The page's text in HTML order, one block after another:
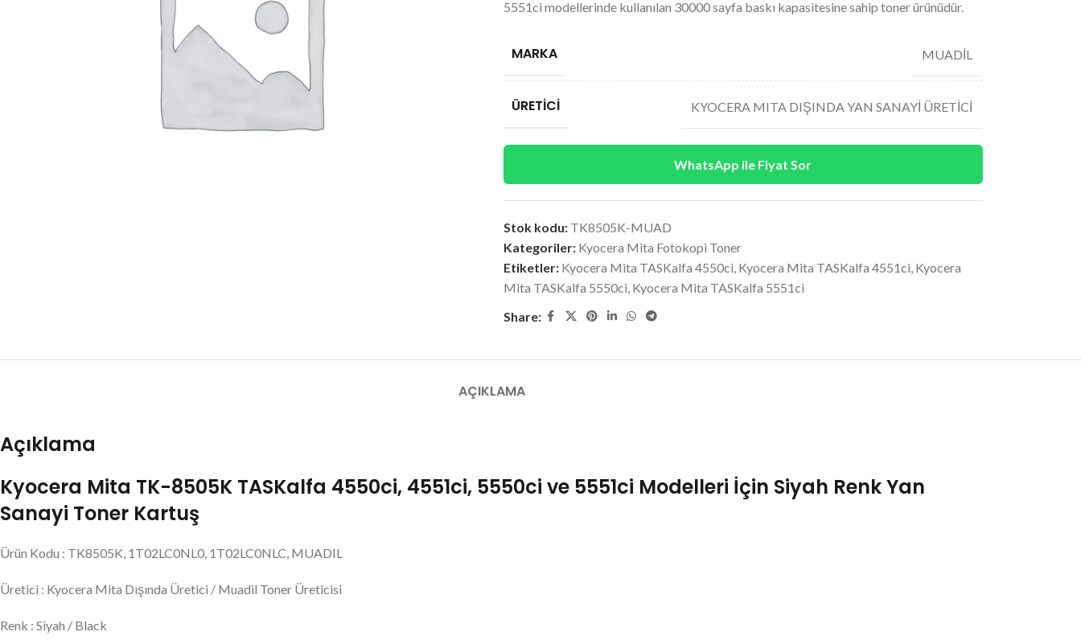
5551ci modellerinde kullanılan 30000 sayfa baskı kapasitesine sahip toner ürünüdür.
MARKA MUADİL
ÜRETICI KYOCERA MITA DIŞINDA YAN SANAYİ ÜRETİCİ
WhatsApp ile Fiyat Sor
Stok kodu: TK8505K-MUAD
Kategoriler: Kyocera Mita Fotokopi Toner
Etiketler: Kyocera Mita TASKalfa 4550ci, Kyocera Mita TASKalfa 4551ci, Kyocera
Mita TASKalfa 5550ci, Kyocera Mita TASKalfa 5551ci
Share:
AÇIKLAMA
Açıklama
Kyocera Mita TK-8505K TASKalfa 4550ci, 4551ci, 5550ci ve 5551ci Modelleri İçin Siyah Renk Yan
Sanayi Toner Kartuş
Ürün Kodu : TK8505K, 1T02LC0NL0, 1T02LC0NLC, MUADIL
Üretici : Kyocera Mita Dışında Üretici / Muadil Toner Üreticisi
Renk : Siyah / Black